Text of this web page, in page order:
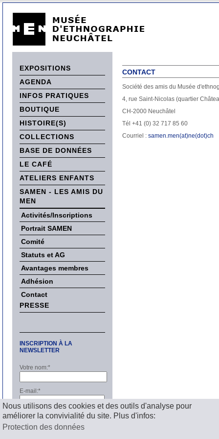
Nous utilisons des cookies et des outils d'analyse pour
améliorer la convivialité du site. Plus d'infos:
Protection des données
EXPOSITIONS
AGENDA
INFOS PRATIQUES
BOUTIQUE
HISTOIRE(S)
COLLECTIONS
BASE DE DONNÉES
LE CAFÉ
ATELIERS ENFANTS
SAMEN - LES AMIS DU
MEN
Activités/Inscriptions
Portrait SAMEN
Comité
Statuts et AG
Avantages membres
Adhésion
Contact
PRESSE
INSCRIPTION À LA
NEWSLETTER
Votre nom:*
E-mail:*
S'inscrire
CONTACT
Société des amis du Musée
4, rue Saint-Nicolas (quartier
CH-2000 Neuchâtel
Tél +41 (0) 32 717 85 60
Courriel : samen.men(at)ne(dot)ch